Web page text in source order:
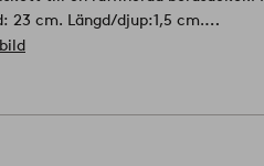
23 cm. Längd/djup:1,5 cm.
i mikrovågsugn.